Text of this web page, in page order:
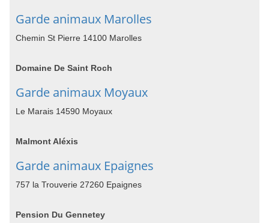
Garde animaux Marolles
Chemin St Pierre 14100 Marolles
Domaine De Saint Roch
Garde animaux Moyaux
Le Marais 14590 Moyaux
Malmont Aléxis
Garde animaux Epaignes
757 la Trouverie 27260 Epaignes
Pension Du Gennetey